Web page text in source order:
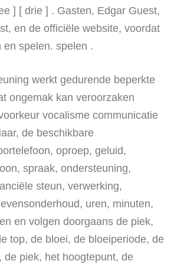
] [ drie ] . Gasten, Edgar Guest,
en de officiële website, voordat
spelen. spelen .
werkt gedurende beperkte
ongemak kan veroorzaken
vocalisme communicatie
de beschikbare
oproep, geluid,
spraak, ondersteuning,
steun, verwerking,
uren, minuten,
en volgen doorgaans de piek,
top, de bloei, de bloeiperiode, de
de piek, het hoogtepunt, de